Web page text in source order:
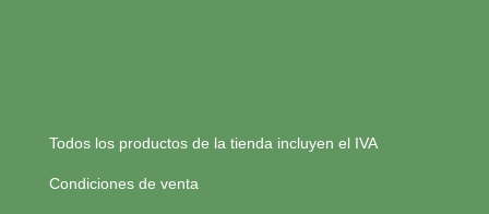
Todos los productos de la tienda incluyen el IVA
Condiciones de venta